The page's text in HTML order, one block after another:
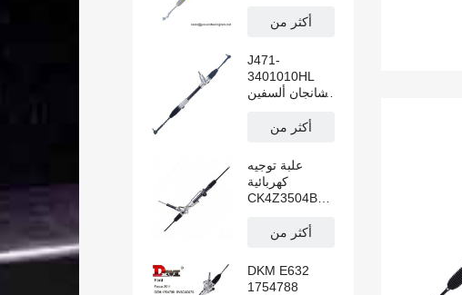
رونغقوانغ N300
أكثر من
J471-
3401010HL
شانجان ألسفين
كهربائي يدوي
أكثر من
علبة توجيه
كهربائية
CK4Z3504B
ترانزيت V362
أكثر من
DKM E632
1754788